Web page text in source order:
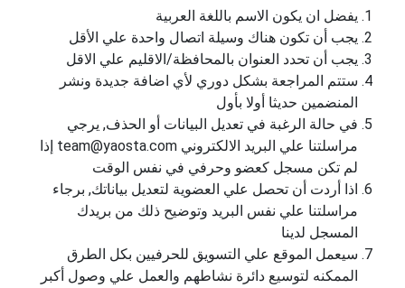
يفضل ان يكون الاسم باللغة العربية
يجب أن تكون هناك وسيلة اتصال واحدة علي الأقل
يجب أن تحدد العنوان بالمحافظة/الاقليم علي الاقل
ستتم المراجعة بشكل دوري لأي اضافة جديدة ونشر
المنضمين حديثا أولا بأول
في حالة الرغبة في تعديل البيانات أو الحذف, يرجي
مراسلتنا علي البريد الالكتروني team@yaosta.com إذا
لم تكن مسجل كعضو وحرفي في نفس الوقت
اذا أردت أن تحصل علي العضوية لتعديل بياناتك, برجاء
مراسلتنا علي نفس البريد وتوضيح ذلك من بريدك
المسجل لدينا
سيعمل الموقع علي التسويق للحرفيين بكل الطرق
الممكنه لتوسيع دائرة نشاطهم والعمل علي وصول أكبر